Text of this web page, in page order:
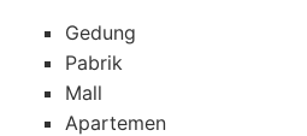
Gedung
Pabrik
Mall
Apartemen